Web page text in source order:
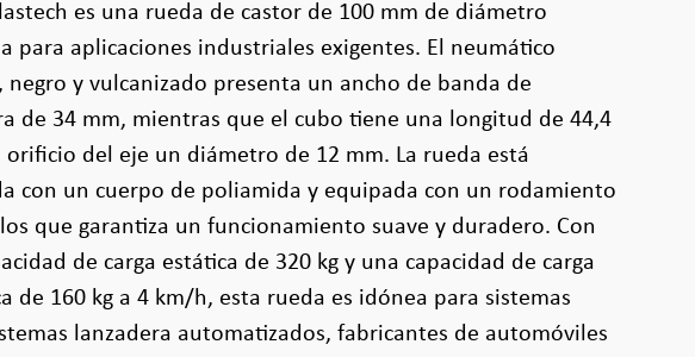
es una rueda de castor de 100 mm de diámetro
para aplicaciones industriales exigentes. El neumático
negro y vulcanizado presenta un ancho de banda de
de 34 mm, mientras que el cubo tiene una longitud de 44,4
orificio del eje un diámetro de 12 mm. La rueda está
con un cuerpo de poliamida y equipada con un rodamiento
que garantiza un funcionamiento suave y duradero. Con
de carga estática de 320 kg y una capacidad de carga
de 160 kg a 4 km/h, esta rueda es idónea para sistemas
lanzadera automatizados, fabricantes de automóviles